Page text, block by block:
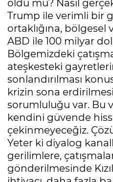
oldu mu? Nasıl
Trump ile verimli bir
ortaklığına, bölgesel
ABD ile 100 milyar
Bölgemizdeki
ateşkesteki
sonlandırılması
krizin sona
sorumluluğu var. Bu
kendini güvende
çekinmeyeceğiz.
Yeter ki diyalog
gerilimlere,
gönderilmesinde